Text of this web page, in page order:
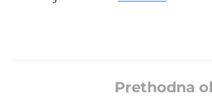
Prethodna